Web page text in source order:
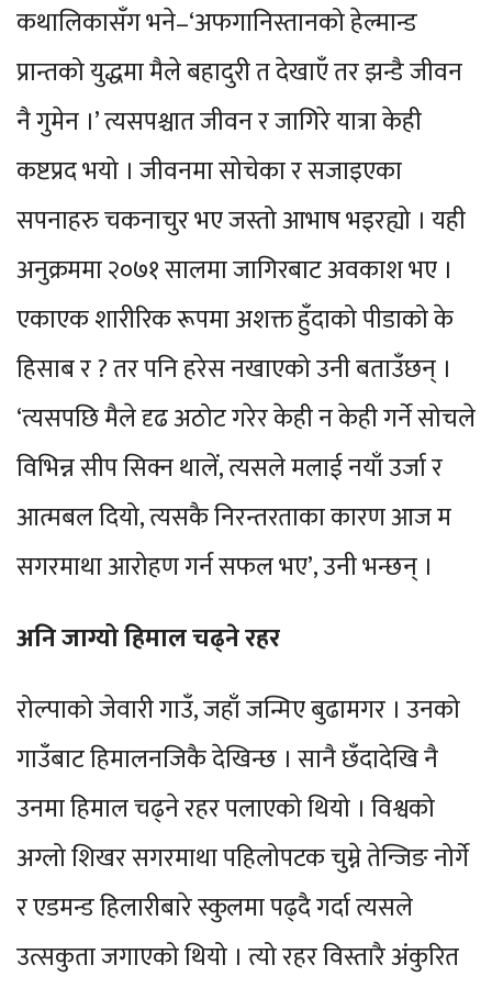
कथालिकासँग भने–‘अफगानिस्तानको हेल्मान्ड
प्रान्तको युद्धमा मैले बहादुरी त देखाएँ तर झन्डै जीवन
नै गुमेन ।’ त्यसपश्चात जीवन र जागिरे यात्रा केही
कष्टप्रद भयो । जीवनमा सोचेका र सजाइएका
सपनाहरु चकनाचुर भए जस्तो आभाष भइरह्यो । यही
अनुक्रममा २०७१ सालमा जागिरबाट अवकाश भए ।
एकाएक शारीरिक रूपमा अशक्त हुँदाको पीडाको के
हिसाब र ? तर पनि हरेस नखाएको उनी बताउँछन् ।
‘त्यसपछि मैले दृढ अठोट गरेर केही न केही गर्ने सोचले
विभिन्न सीप सिक्न थालें, त्यसले मलाई नयाँ उर्जा र
आत्मबल दियो, त्यसकै निरन्तरताका कारण आज म
सगरमाथा आरोहण गर्न सफल भए’, उनी भन्छन् ।
अनि जाग्यो हिमाल चढ्ने रहर
रोल्पाको जेवारी गाउँ, जहाँ जन्मिए बुढामगर । उनको
गाउँबाट हिमालनजिकै देखिन्छ । सानै छँदादेखि नै
उनमा हिमाल चढ्ने रहर पलाएको थियो । विश्वको
अग्लो शिखर सगरमाथा पहिलोपटक चुम्ने तेन्जिङ नोर्गे
र एडमन्ड हिलारीबारे स्कुलमा पढ्दै गर्दा त्यसले
उत्सकुता जगाएको थियो । त्यो रहर विस्तारै अंकुरित